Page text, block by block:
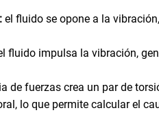
el fluido se opone a la
fluido impulsa la vibración,
de fuerzas crea un par de
lo que permite calcular el